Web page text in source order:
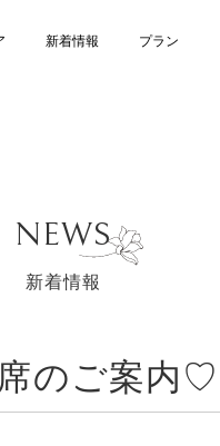
新着情報 プラン
NEWS
新着情報
のご案内♡